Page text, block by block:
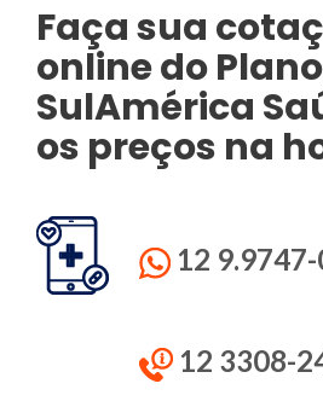
Faça sua
online do Plano
SulAmérica
os preços na
12
12 3308-